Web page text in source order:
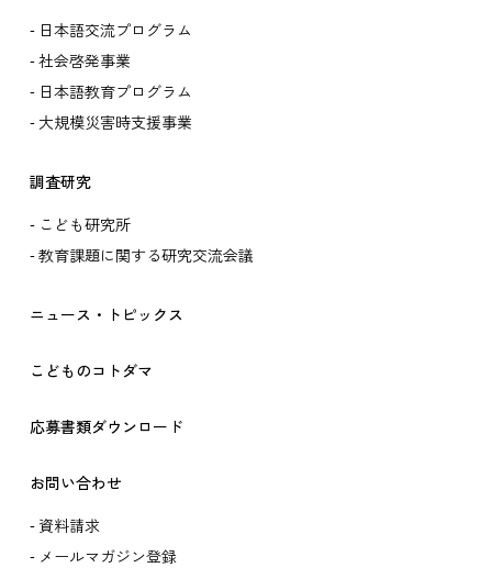
日本語交流プログラム
社会啓発事業
日本語教育プログラム
大規模災害時支援事業
調査研究
こども研究所
教育課題に関する研究交流会議
ニュース・トピックス
こどものコトダマ
応募書類ダウンロード
お問い合わせ
資料請求
メールマガジン登録